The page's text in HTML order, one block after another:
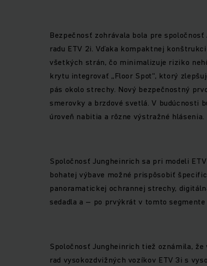
Bezpečnosť zohrávala bola pre
radu ETV 2i. Vďaka kompaktnej
všetkých strán, čo minimalizuje riziko
krytu integrovať „Floor Spot“, ktorý
pás okolo strechy. Nový bezpečnostný
smerovky a brzdové svetlá. V budúcnosti
úroveň nabitia a rôzne výstražné hlásenia.
Spoločnosť Jungheinrich sa pri modeli
bohatej výbave možné prispôsobiť
panoramatickej ochrannej strechy,
sedadla a – po prvýkrát v tomto
Spoločnosť Jungheinrich tiež oznámila,
rad vysokozdvižných vozíkov ETV 3i s